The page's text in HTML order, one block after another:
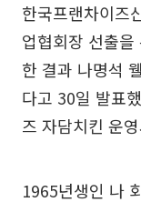
한국프랜차이즈
업협회장 선출
한 결과 나명석
다고 30일 발표
즈 자담치킨 운
1965년생인 나